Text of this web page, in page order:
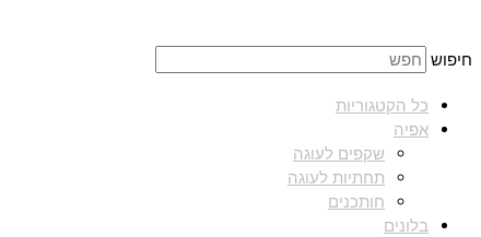
חיפוש
כל הקטגוריות
אפיה
שקפים לעוגה
תחתיות לעוגה
חותכנים
בלונים